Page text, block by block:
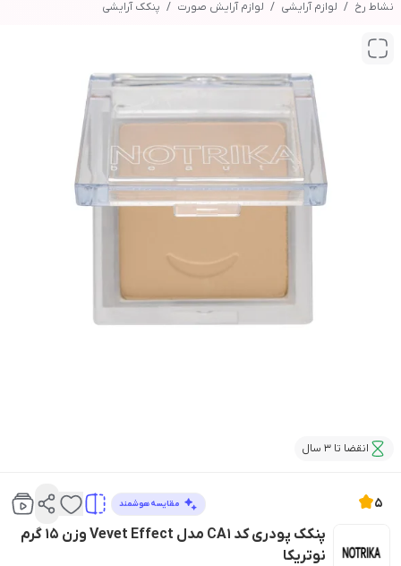
نشاط رخ لوازم آرایشی لوازم آرایش صورت پنکک آرایشی
انقضا تا 3 سال
5 مقایسه هوشمند
پنکک پودری کد CA1 مدل Vevet Effect وزن 15 گرم
نوتریکا